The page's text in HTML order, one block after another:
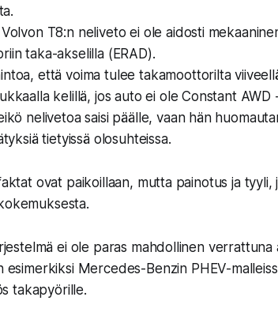
T8:n neliveto ei ole aidosti
taka-akselilla (ERAD).
että voima tulee takamoottorilta
kelillä, jos auto ei ole Constant AWD
nelivetoa saisi päälle, vaan hän
tietyissä olosuhteissa.
ovat paikoillaan, mutta painotus ja tyyli,
ei ole paras mahdollinen verrattuna
esimerkiksi Mercedes-Benzin PHEV-
takapyörille.